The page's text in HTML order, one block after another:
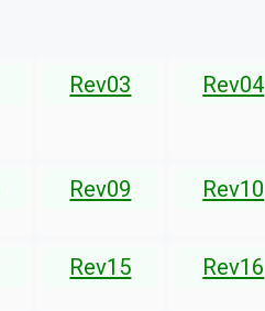
Rev03 Rev04
Rev09 Rev10
Rev15 Rev16